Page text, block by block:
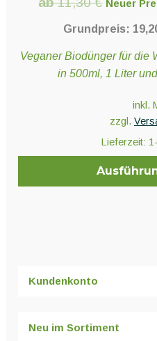
Neuer
Grundpreis:
Veganer Biodünger für die
in 500ml, 1 Liter
inkl.
zzgl.
Lieferzeit:
auf.Kundenkonto
Neu im Sortiment